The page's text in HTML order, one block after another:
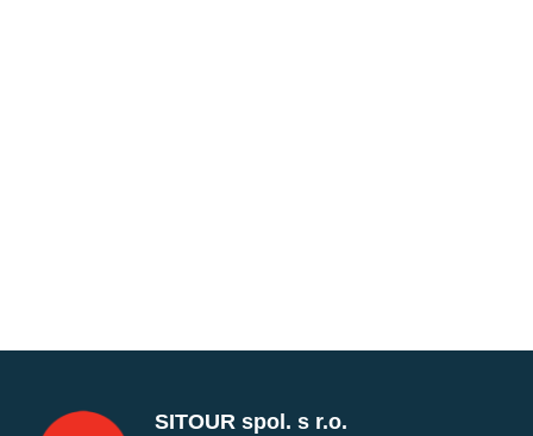
SITOUR spol. s r.o.